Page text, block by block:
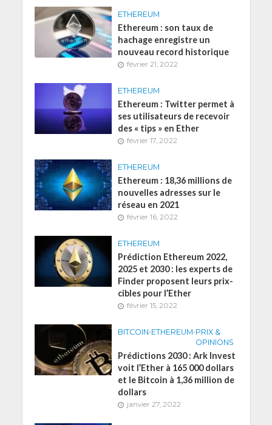
ETHEREUM
Ethereum : son taux de
hachage enregistre un
nouveau record historique
février 21, 2022
ETHEREUM
Ethereum : Twitter permet à
ses utilisateurs de recevoir
des « tips » en Ether
février 17, 2022
ETHEREUM
Ethereum : 18,36 millions de
nouvelles adresses sur le
réseau en 2021
février 16, 2022
ETHEREUM
Prédiction Ethereum 2022,
2025 et 2030 : les experts de
Finder proposent leurs prix-
cibles pour l’Ether
février 15, 2022
BITCOIN•ETHEREUM•PRIX &
OPINIONS
Prédictions 2030 : Ark Invest
voit l’Ether à 165 000 dollars
et le Bitcoin à 1,36 million de
dollars
janvier 27, 2022